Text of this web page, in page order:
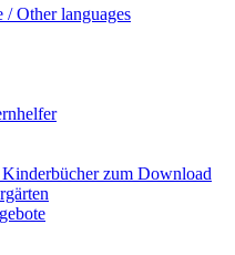
Other languages
zum Download